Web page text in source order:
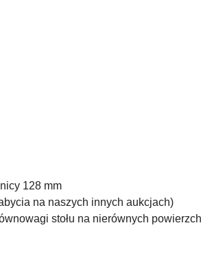
128 mm
na naszych innych aukcjach)
stołu na nierównych